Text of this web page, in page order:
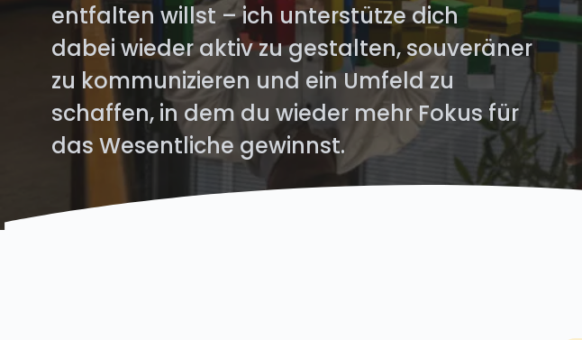
entfalten willst – ich unterstütze dich
dabei wieder aktiv zu gestalten, souveräner
zu kommunizieren und ein Umfeld zu
schaffen, in dem du wieder mehr Fokus für
das Wesentliche gewinnst.